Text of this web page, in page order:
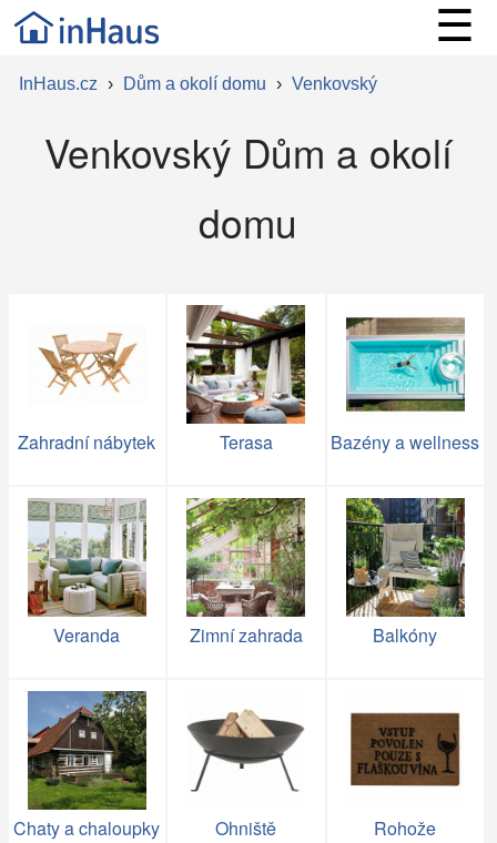
☰
InHaus.cz › Dům a okolí domu › Venkovský
Venkovský Dům a okolí
domu
Zahradní nábytek Terasa Bazény a wellness
Veranda Zimní zahrada Balkóny
Chaty a chaloupky Ohniště Rohože